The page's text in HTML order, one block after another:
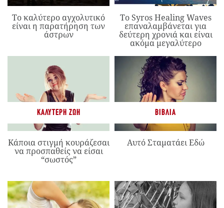
Το καλύτερο αγχολυτικό
είναι η παρατήρηση των
άστρων
Το Syros Healing Waves
επαναλαμβάνεται για
δεύτερη χρονιά και είναι
ακόμα μεγαλύτερο
ΚΑΛΎΤΕΡΗ ΖΩΉ
Κάποια στιγμή κουράζεσαι
να προσπαθείς να είσαι
“σωστός”
ΒΙΒΛΊΑ
Αυτό Σταματάει Εδώ